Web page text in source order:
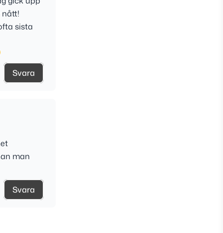
sista
Svara
man
Svara